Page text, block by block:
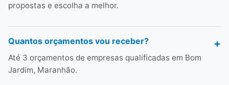
propostas e escolha a melhor.
Quantos orçamentos vou receber?
Até 3 orçamentos de empresas qualificadas em Bom
Jardim, Maranhão.